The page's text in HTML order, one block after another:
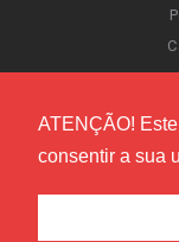
ATENÇÃO!
consentir a sua